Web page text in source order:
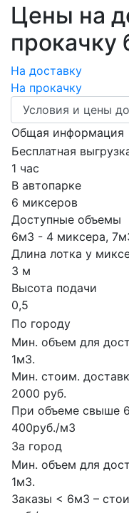
Цены на
прокачку
На доставку
На прокачку
Общая информация
Бесплатная
1 час
В автопарке
6 миксеров
Доступные объемы
6м3 - 4 миксера,
Длина лотка у
3 м
Высота подачи
0,5
По городу
Мин. объем для
1м3.
Мин. стоим.
2000 руб.
При объеме свыше
400руб./м3
За город
Мин. объем для
1м3.
Заказы < 6м3 –